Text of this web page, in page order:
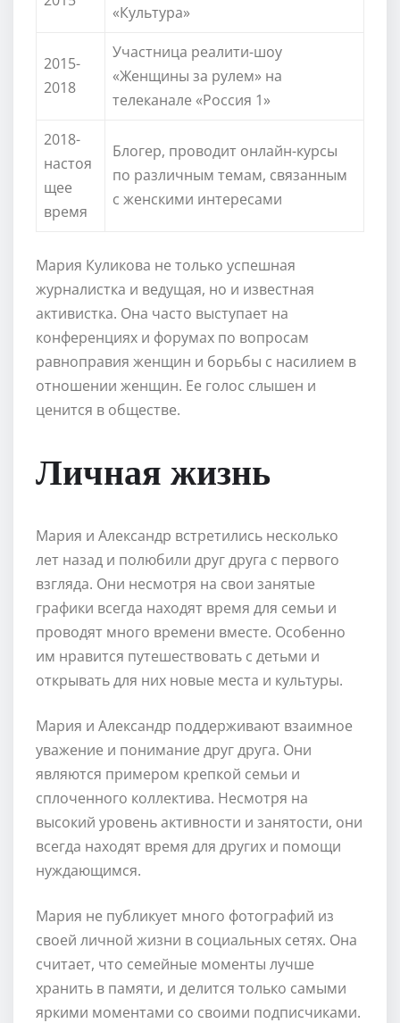
«Культура»
2015-
2018
Участница реалити-шоу
«Женщины за рулем» на
телеканале «Россия 1»
2018-
настоя
щее
время
Блогер, проводит онлайн-курсы
по различным темам, связанным
с женскими интересами
Мария Куликова не только успешная
журналистка и ведущая, но и известная
активистка. Она часто выступает на
конференциях и форумах по вопросам
равноправия женщин и борьбы с насилием в
отношении женщин. Ее голос слышен и
ценится в обществе.
Личная жизнь
Мария и Александр встретились несколько
лет назад и полюбили друг друга с первого
взгляда. Они несмотря на свои занятые
графики всегда находят время для семьи и
проводят много времени вместе. Особенно
им нравится путешествовать с детьми и
открывать для них новые места и культуры.
Мария и Александр поддерживают взаимное
уважение и понимание друг друга. Они
являются примером крепкой семьи и
сплоченного коллектива. Несмотря на
высокий уровень активности и занятости, они
всегда находят время для других и помощи
нуждающимся.
Мария не публикует много фотографий из
своей личной жизни в социальных сетях. Она
считает, что семейные моменты лучше
хранить в памяти, и делится только самыми
яркими моментами со своими подписчиками.